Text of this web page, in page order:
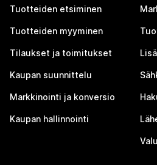
Tuotteiden etsiminen
Tuotteiden myyminen
Tilaukset ja toimitukset
Kaupan suunnittelu
Markkinointi ja konversio
Kaupan hallinnointi